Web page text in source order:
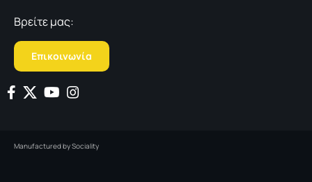
Βρείτε μας:
Επικοινωνία
Manufactured bySociality